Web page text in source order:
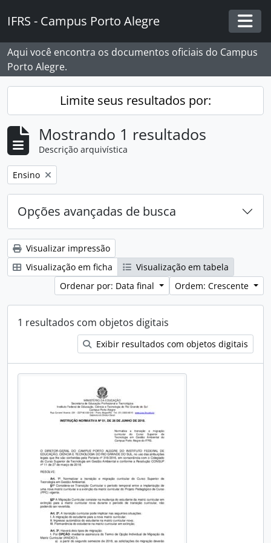
IFRS - Campus Porto Alegre
Aqui você encontra os documentos oficiais do Campus
Porto Alegre.
Limite seus resultados por:
Mostrando 1 resultados
Descrição arquivística
Remover filtro:
Ensino
Opções avançadas de busca
Visualizar impressão
Visualização em ficha
Visualização em tabela
Ordenar por: Data final
Ordem: Crescente
1 resultados com objetos digitais
Exibir resultados com objetos digitais